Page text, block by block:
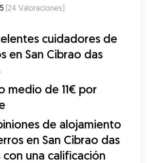
5 (24 Valoraciones)
cuidadores de
en San Cibrao das
medio de 11€ por
de alojamiento
en San Cibrao das
con una calificación